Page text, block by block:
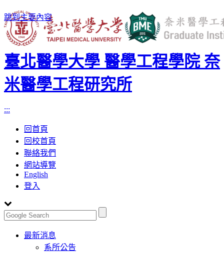
跳到主要內容
臺北醫學大學 醫學工程學院 奈
米醫學工程研究所
:::
回首頁
回校首頁
聯絡我們
網站導覽
English
登入
Toggle
navigation
最新消息
系所公告